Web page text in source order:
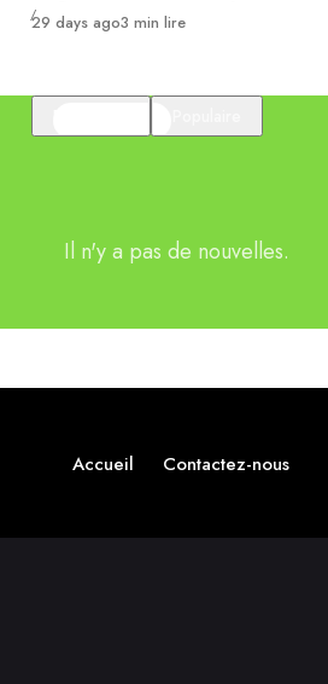
Publié
29 days ago3 min lire
Il n'y a pas de nouvelles.
Accueil Contactez-nous